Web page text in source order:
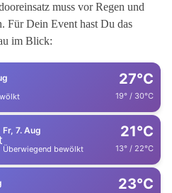
muss vor Regen und
Für Dein Event hast Du das
im Blick:
27°C
19° / 30°C
Fr, 7. Aug
Überwiegend bewölkt
21°C
13° / 22°C
23°C